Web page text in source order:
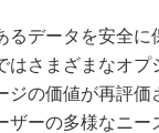
データを安全に
はさまざまなオ
ジの価値が再評
ザーの多様なニ